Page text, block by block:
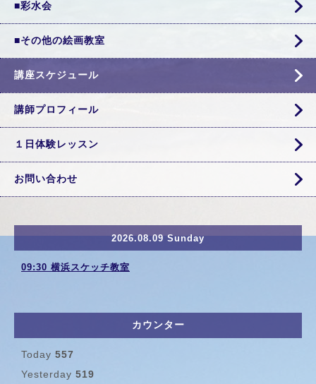
■彩水会
■その他の絵画教室
講座スケジュール
講師プロフィール
１日体験レッスン
お問い合わせ
2026.08.09 Sunday
09:30 横浜スケッチ教室
カウンター
Today 557
Yesterday 519